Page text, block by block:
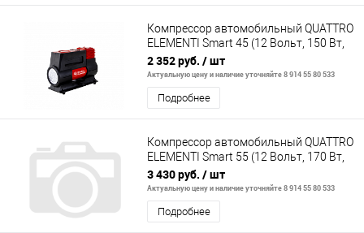
Компрессор автомобильный QUATTRO
ELEMENTI Smart 45 (12 Вольт, 150 Вт,
10 бар, 45 л/мин, фонарь, сумк
2 352 руб. / шт
Актуальную цену и наличие уточняйте 8 914 55 80 533
Подробнее
Компрессор автомобильный QUATTRO
ELEMENTI Smart 55 (12 Вольт, 170 Вт,
10 бар, 55 л/мин, фонарь, сумк
3 430 руб. / шт
Актуальную цену и наличие уточняйте 8 914 55 80 533
Подробнее